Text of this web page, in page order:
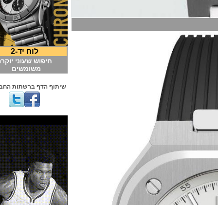
לוח יד-2
חיפוש שעוני יוקרה
משומשים
שיתוף הדף ברשתות החברתיות